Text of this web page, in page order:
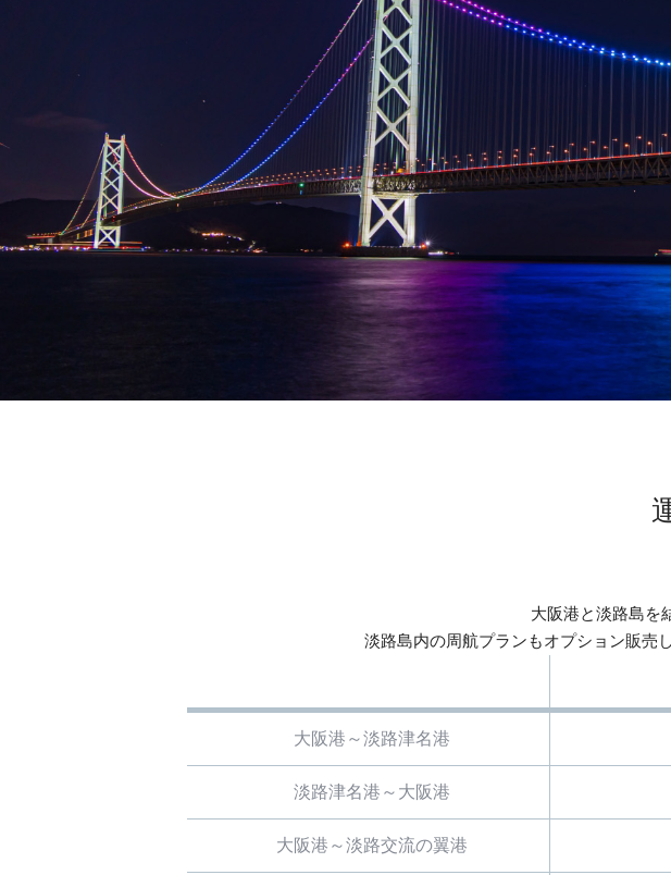
大阪港と淡路島を
淡路島内の周航プランもオプション販売し
大阪港～淡路津名港
淡路津名港～大阪港
大阪港～淡路交流の翼港